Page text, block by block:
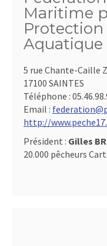
Maritime
Aquatique
5 rue Chante-Caille
17100 SAINTES
Téléphone :
Email :
http://
Président : Gilles
20.000 pêcheurs